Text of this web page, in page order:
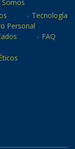
Somos
Tecnología
Personal
FAQ